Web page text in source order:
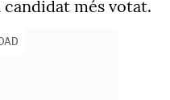
més votat.